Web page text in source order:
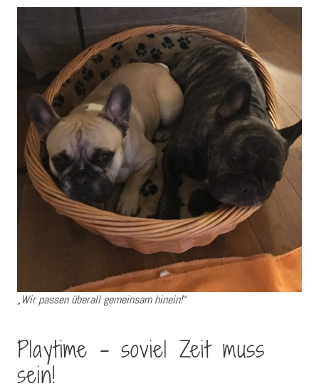
„Wir passen überall gemeinsam hinein!“
Playtime – soviel Zeit muss
sein!